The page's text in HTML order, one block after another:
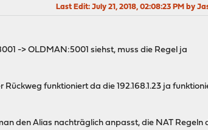
Last Edit: July 21, 2018, 02:08:23 PM by
-> OLDMAN:5001 siehst, muss die Regel ja
funktioniert da die 192.168.1.23 ja
den Alias nachträglich anpasst, die NAT Regeln